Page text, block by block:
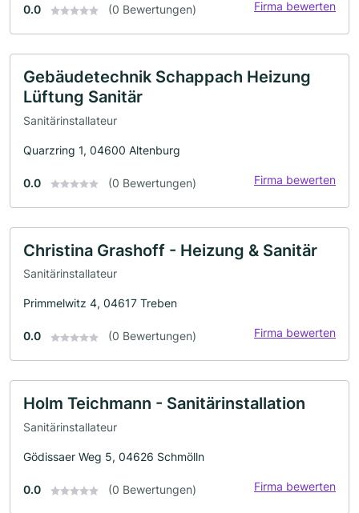
0.0 (0 Bewertungen) Firma bewerten
Gebäudetechnik Schappach Heizung
Lüftung Sanitär
Sanitärinstallateur
Quarzring 1, 04600 Altenburg
0.0 (0 Bewertungen) Firma bewerten
Christina Grashoff - Heizung & Sanitär
Sanitärinstallateur
Primmelwitz 4, 04617 Treben
0.0 (0 Bewertungen) Firma bewerten
Holm Teichmann - Sanitärinstallation
Sanitärinstallateur
Gödissaer Weg 5, 04626 Schmölln
0.0 (0 Bewertungen) Firma bewerten